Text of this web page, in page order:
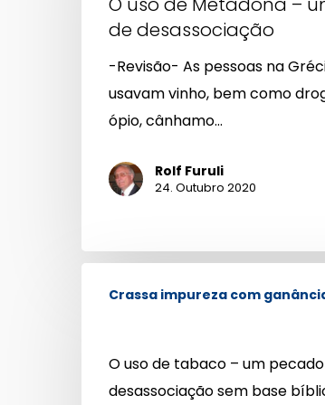
pecado
desassociação
de desassociação
-Revisão- As pessoas na
usavam vinho, bem como
ópio, cânhamo…
Rolf Furuli
24. Outubro 2020
Crassa impureza com
O uso de tabaco – um
desassociação sem base